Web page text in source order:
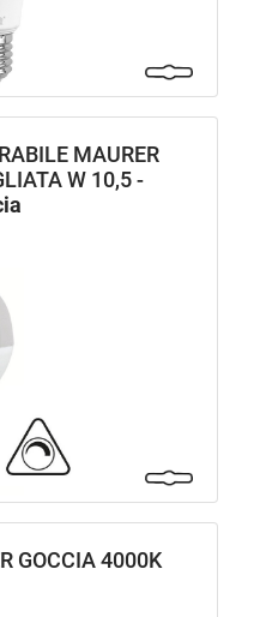
MAURER
W 10,5 -
GOCCIA 4000K